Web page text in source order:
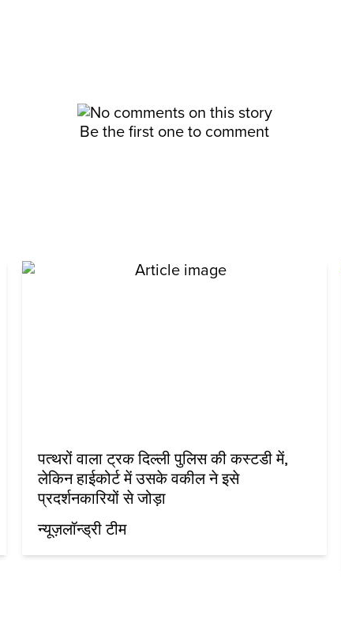
Be the first one to comment
पत्थरों वाला ट्रक दिल्ली पुलिस की कस्टडी में,
लेकिन हाईकोर्ट में उसके वकील ने इसे
प्रदर्शनकारियों से जोड़ा
न्यूज़लॉन्ड्री टीम